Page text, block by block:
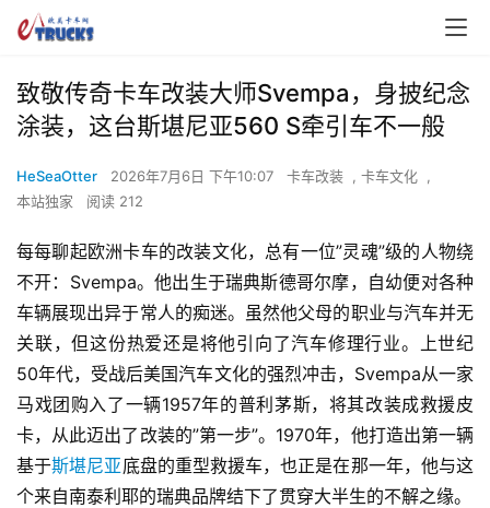
致敬传奇卡车改装大师Svempa，身披纪念
涂装，这台斯堪尼亚560 S牵引车不一般
HeSeaOtter 2026年7月6日 下午10:07 卡车改装 , 卡车文化
,
本站独家
阅读 212
每每聊起欧洲卡车的改装文化，总有一位”灵魂”级的人物绕
不开：Svempa。他出生于瑞典斯德哥尔摩，自幼便对各种
车辆展现出异于常人的痴迷。虽然他父母的职业与汽车并无
关联，但这份热爱还是将他引向了汽车修理行业。上世纪
50年代，受战后美国汽车文化的强烈冲击，Svempa从一家
马戏团购入了一辆1957年的普利茅斯，将其改装成救援皮
卡，从此迈出了改装的”第一步”。1970年，他打造出第一辆
基于斯堪尼亚底盘的重型救援车，也正是在那一年，他与这
个来自南泰利耶的瑞典品牌结下了贯穿大半生的不解之缘。